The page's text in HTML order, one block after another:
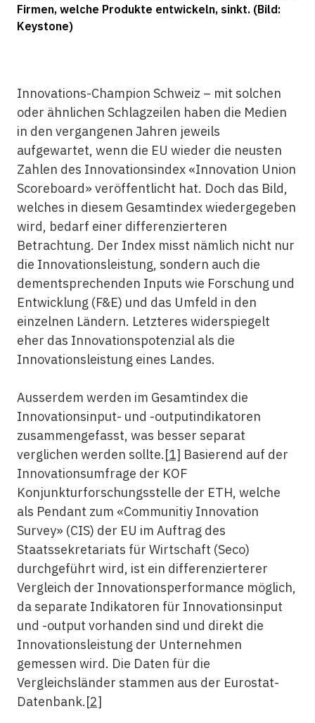
Firmen, welche Produkte entwickeln, sinkt. (Bild:
Keystone)
Innovations-Champion Schweiz – mit solchen
oder ähnlichen Schlagzeilen haben die Medien
in den vergangenen Jahren jeweils
aufgewartet, wenn die EU wieder die neusten
Zahlen des Innovationsindex «Innovation Union
Scoreboard» veröffentlicht hat. Doch das Bild,
welches in diesem Gesamtindex wiedergegeben
wird, bedarf einer differenzierteren
Betrachtung. Der Index misst nämlich nicht nur
die Innovationsleistung, sondern auch die
dementsprechenden Inputs wie Forschung und
Entwicklung (F&E) und das Umfeld in den
einzelnen Ländern. Letzteres widerspiegelt
eher das Innovationspotenzial als die
Innovationsleistung eines Landes.
Ausserdem werden im Gesamtindex die
Innovationsinput- und -outputindikatoren
zusammengefasst, was besser separat
verglichen werden sollte.[1] Basierend auf der
Innovationsumfrage der KOF
Konjunkturforschungsstelle der ETH, welche
als Pendant zum «Communitiy Innovation
Survey» (CIS) der EU im Auftrag des
Staatssekretariats für Wirtschaft (Seco)
durchgeführt wird, ist ein differenzierterer
Vergleich der Innovationsperformance möglich,
da separate Indikatoren für Innovationsinput
und -output vorhanden sind und direkt die
Innovationsleistung der Unternehmen
gemessen wird. Die Daten für die
Vergleichsländer stammen aus der Eurostat-
Datenbank.[2]